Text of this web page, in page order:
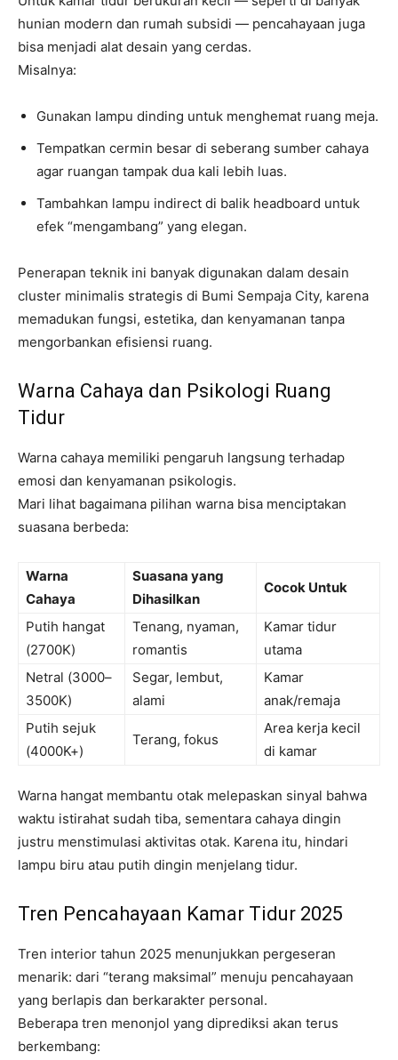
hunian modern dan rumah subsidi — pencahayaan juga
bisa menjadi alat desain yang cerdas.
Misalnya:
Gunakan lampu dinding untuk menghemat ruang meja.
Tempatkan cermin besar di seberang sumber cahaya
agar ruangan tampak dua kali lebih luas.
Tambahkan lampu indirect di balik headboard untuk
efek “mengambang” yang elegan.
Penerapan teknik ini banyak digunakan dalam desain
cluster minimalis strategis di Bumi Sempaja City, karena
memadukan fungsi, estetika, dan kenyamanan tanpa
mengorbankan efisiensi ruang.
Warna Cahaya dan Psikologi Ruang
Tidur
Warna cahaya memiliki pengaruh langsung terhadap
emosi dan kenyamanan psikologis.
Mari lihat bagaimana pilihan warna bisa menciptakan
suasana berbeda:
Warna
Cahaya
Suasana yang
Dihasilkan
Cocok Untuk
Putih hangat
(2700K)
Tenang, nyaman,
romantis
Kamar tidur
utama
Netral (3000–
3500K)
Segar, lembut,
alami
Kamar
anak/remaja
Putih sejuk
(4000K+)
Terang, fokus
Area kerja kecil
di kamar
Warna hangat membantu otak melepaskan sinyal bahwa
waktu istirahat sudah tiba, sementara cahaya dingin
justru menstimulasi aktivitas otak. Karena itu, hindari
lampu biru atau putih dingin menjelang tidur.
Tren Pencahayaan Kamar Tidur 2025
Tren interior tahun 2025 menunjukkan pergeseran
menarik: dari “terang maksimal” menuju pencahayaan
yang berlapis dan berkarakter personal.
Beberapa tren menonjol yang diprediksi akan terus
berkembang: